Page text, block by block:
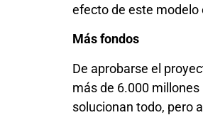
efecto de este modelo
Más fondos
De aprobarse el
más de 6.000
solucionan todo, pero